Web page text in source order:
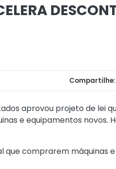
Compartilhe:
aprovou projeto de lei
e equipamentos novos.
comprarem máquinas